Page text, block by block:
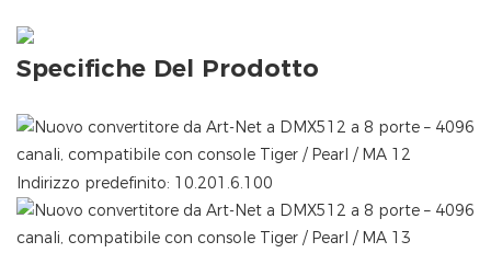
Specifiche Del Prodotto
Indirizzo predefinito: 10.201.6.100